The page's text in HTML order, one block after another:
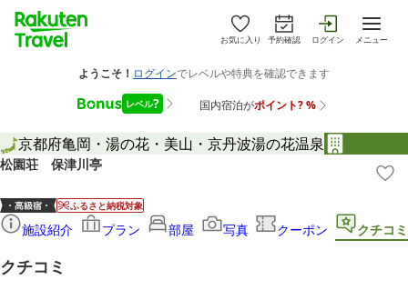
お気に入り 予約確認 ログイン メニュー
京都府亀岡・湯の花・美山・京丹波湯の花温泉
松園荘 保津川亭
ふるさと納税対象
施設紹介 プラン 部屋 写真 クーポン クチコミ
クチコミ